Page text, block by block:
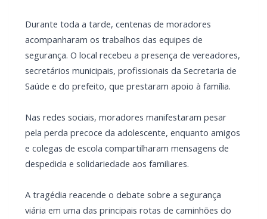
Durante toda a tarde, centenas de moradores
acompanharam os trabalhos das equipes de
segurança. O local recebeu a presença de vereadores,
secretários municipais, profissionais da Secretaria de
Saúde e do prefeito, que prestaram apoio à família.
Nas redes sociais, moradores manifestaram pesar
pela perda precoce da adolescente, enquanto amigos
e colegas de escola compartilharam mensagens de
despedida e solidariedade aos familiares.
A tragédia reacende o debate sobre a segurança
viária em uma das principais rotas de caminhões do